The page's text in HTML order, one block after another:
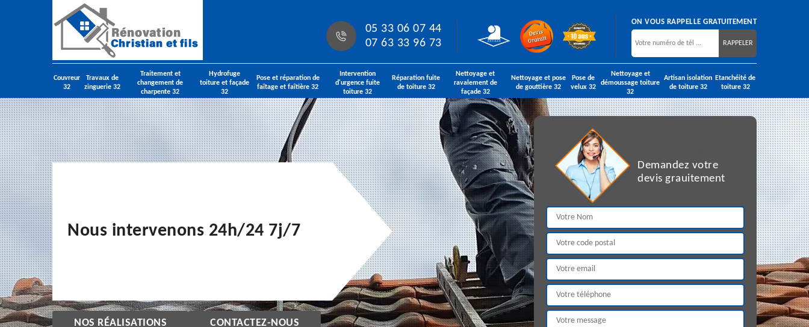
05 33 06 07 44
07 63 33 96 73
ON VOUS RAPPELLE GRATUITEMENT
Couvreur
32
Travaux de
zinguerie 32
Traitement et
changement de
charpente 32
Hydrofuge
toiture et façade
32
Pose et réparation de
faîtage et faîtière 32
Intervention
d'urgence fuite
toiture 32
Réparation fuite
de toiture 32
Nettoyage et
ravalement de
façade 32
Nettoyage et pose
de gouttière 32
Pose de
velux 32
Nettoyage et
démoussage toiture
32
Artisan isolation
de toiture 32
Etanchéité de
toiture 32
Nous intervenons 24h/24 7j/7
NOS RÉALISATIONS CONTACTEZ-NOUS
Demandez votre
devis grauitement